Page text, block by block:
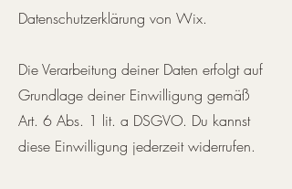
Datenschutzerklärung von Wix.
Die Verarbeitung deiner Daten erfolgt auf
Grundlage deiner Einwilligung gemäß
Art. 6 Abs. 1 lit. a DSGVO. Du kannst
diese Einwilligung jederzeit widerrufen.